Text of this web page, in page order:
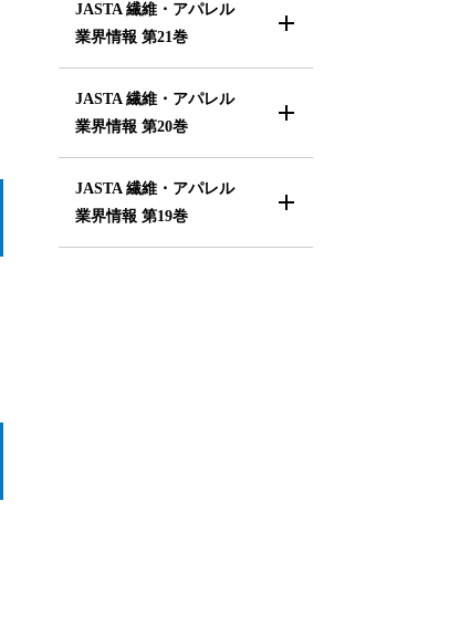
JASTA 繊維・アパレル
業界情報 第21巻
JASTA 繊維・アパレル
業界情報 第20巻
JASTA 繊維・アパレル
業界情報 第19巻